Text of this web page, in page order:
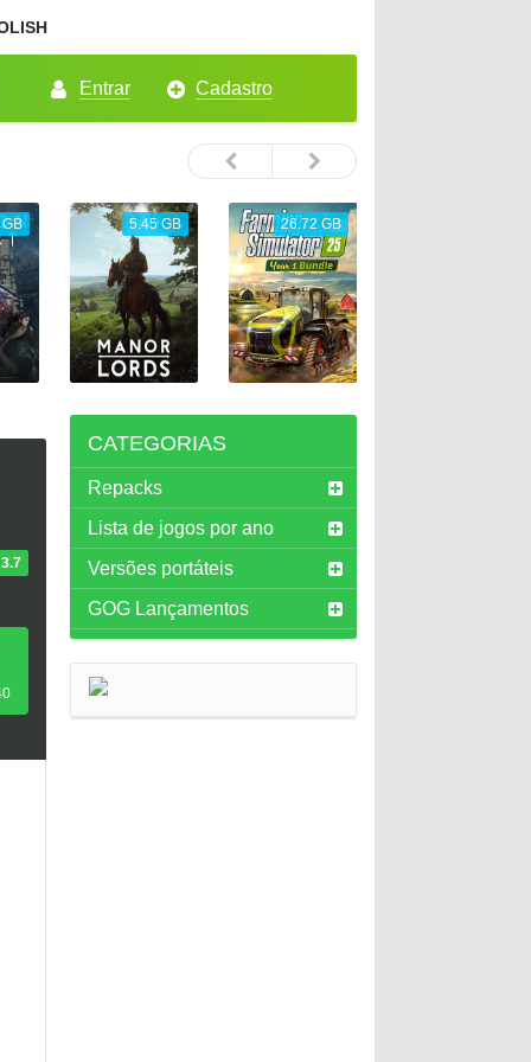
Entrar Cadastro
5.45 GB 26.72 GB
3.7
CATEGORIAS
Repacks
Lista de jogos por ano
Versões portáteis
GOG Lançamentos